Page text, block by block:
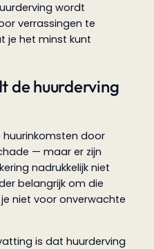
wordt
verrassingen te
je het minst kunt
de huurderving
huurinkomsten door
— maar er zijn
nadrukkelijk niet
belangrijk om die
niet voor onverwachte
is dat huurderving